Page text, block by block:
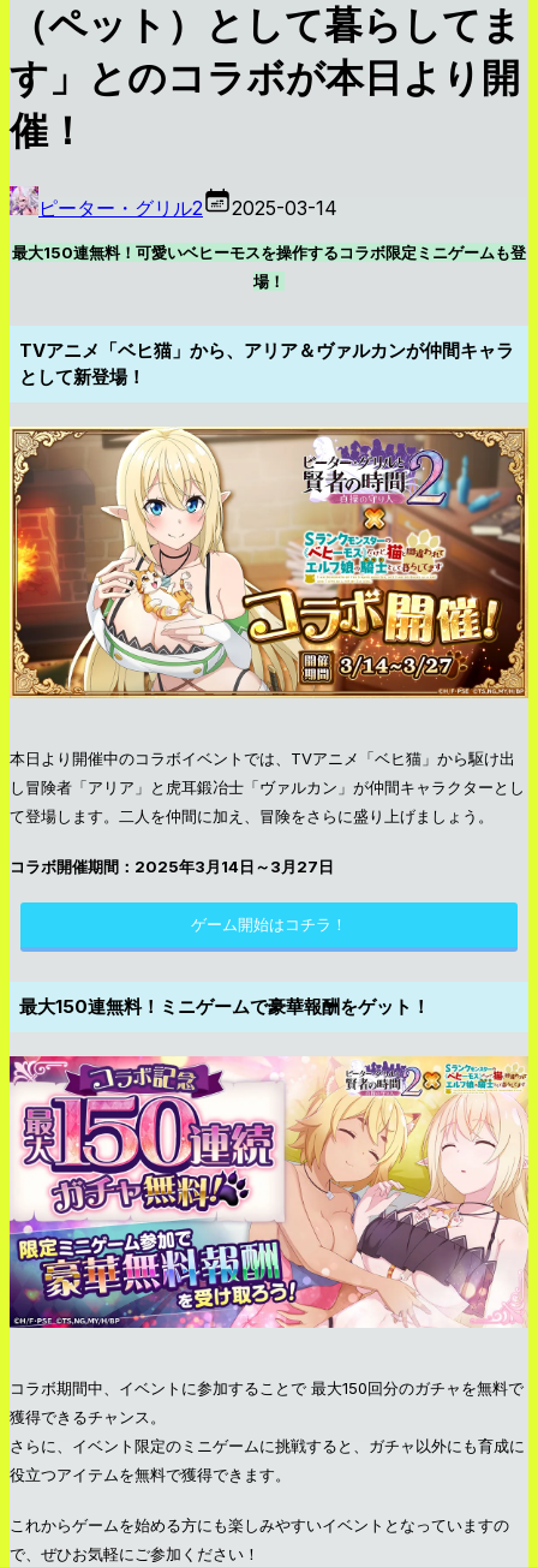
（ペット）として暮らしてま
す」とのコラボが本日より開
催！
ピーター・グリル2 2025-03-14
最大150連無料！可愛いベヒーモスを操作するコラボ限定ミニゲームも登
場！
TVアニメ「ベヒ猫」から、アリア＆ヴァルカンが仲間キャラ
として新登場！
本日より開催中のコラボイベントでは、TVアニメ「ベヒ猫」から駆け出
し冒険者「アリア」と虎耳鍛冶士「ヴァルカン」が仲間キャラクターとし
て登場します。二人を仲間に加え、冒険をさらに盛り上げましょう。
コラボ開催期間：2025年3月14日～3月27日
ゲーム開始はコチラ！
最大150連無料！ミニゲームで豪華報酬をゲット！
コラボ期間中、イベントに参加することで 最大150回分のガチャを無料で
獲得できるチャンス。
さらに、イベント限定のミニゲームに挑戦すると、ガチャ以外にも育成に
役立つアイテムを無料で獲得できます。
これからゲームを始める方にも楽しみやすいイベントとなっていますの
で、ぜひお気軽にご参加ください！